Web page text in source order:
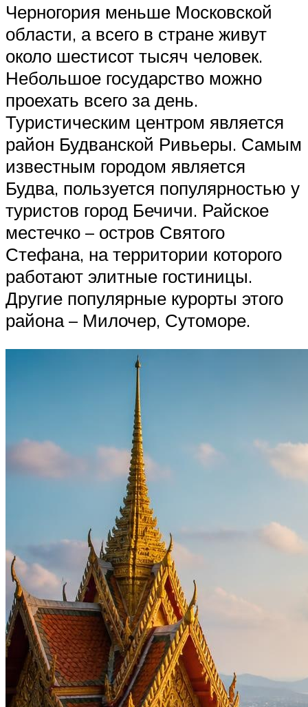
Черногория меньше Московской
области, а всего в стране живут
около шестисот тысяч человек.
Небольшое государство можно
проехать всего за день.
Туристическим центром является
район Будванской Ривьеры. Самым
известным городом является
Будва, пользуется популярностью у
туристов город Бечичи. Райское
местечко – остров Святого
Стефана, на территории которого
работают элитные гостиницы.
Другие популярные курорты этого
района – Милочер, Сутоморе.